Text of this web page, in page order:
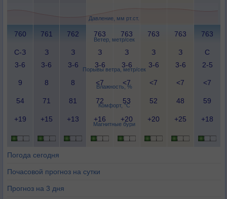
Давление, мм рт.ст.
Ветер, метр/сек
Порывы ветра, метр/сек
Влажность, %
Комфорт, °C
Магнитные бури
760 761 762 763 763 763 763 763
С-З
3-6
З
3-6
З
3-6
З
3-6
З
3-6
З
3-6
З
3-6
С
2-5
9 8 8 <7 <7 <7 <7 <7
54 71 81 72 53 52 48 59
+19 +15 +13 +16 +20 +20 +25 +18
Погода сегодня
Почасовой прогноз на сутки
Прогноз на 3 дня